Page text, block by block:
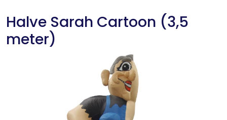
Halve Sarah Cartoon (3,5
meter)